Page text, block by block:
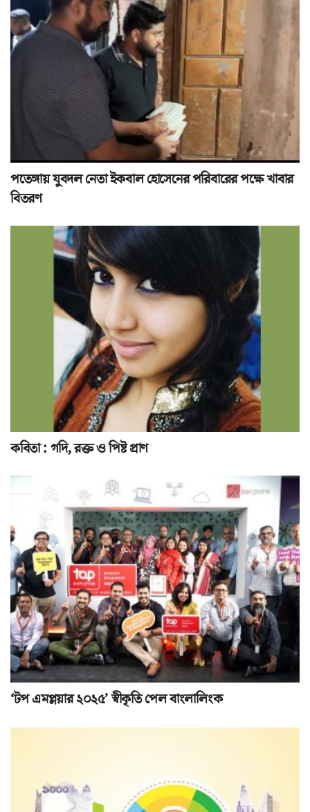
পতেঙ্গায় যুবদল নেতা ইকবাল হোসেনের পরিবারের পক্ষে খাবার
বিতরণ
কবিতা : গদি, রক্ত ও পিষ্ট প্রাণ
‘টপ এমপ্লয়ার ২০২৫’ স্বীকৃতি পেল বাংলালিংক